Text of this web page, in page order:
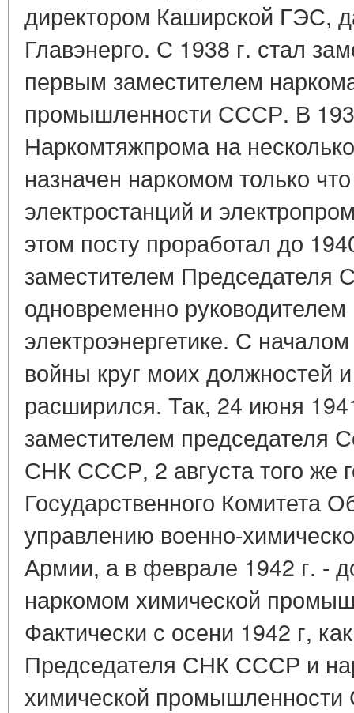
директором Каширской ГЭС,
Главэнерго. С 1938 г. стал
первым заместителем
промышленности СССР. В
Наркомтяжпрома на
назначен наркомом только
электростанций и
этом посту проработал до
заместителем
одновременно
электроэнергетике. С
войны круг моих должностей
расширился. Так, 24 июня
заместителем председателя
СНК СССР, 2 августа того же
Государственного Комитета
управлению военно-
Армии, а в феврале 1942 г. -
наркомом химической
Фактически с осени 1942 г,
Председателя СНК СССР и
химической